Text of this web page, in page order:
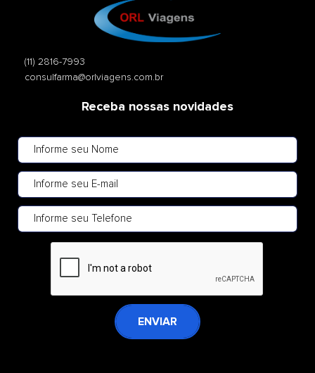
(11) 2816-7993
consulfarma@orlviagens.com.br
Receba nossas novidades
ENVIAR